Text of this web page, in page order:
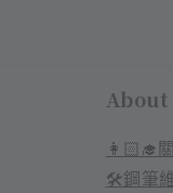
About
👩🏻‍🎓
🛠️鋼筆